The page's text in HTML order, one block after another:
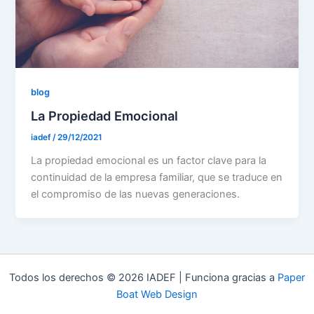
blog
La Propiedad Emocional
iadef/29/12/2021
La propiedad emocional es un factor clave para la
continuidad de la empresa familiar, que se traduce en
el compromiso de las nuevas generaciones.
Todos los derechos © 2026 IADEF | Funciona gracias a Paper
Boat Web Design